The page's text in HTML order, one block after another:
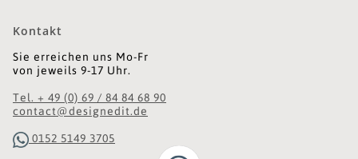
Kontakt
Sie erreichen uns Mo-Fr
von jeweils 9-17 Uhr.
Tel. + 49 (0) 69 / 84 84 68 90
contact@designedit.de
0152 5149 3705